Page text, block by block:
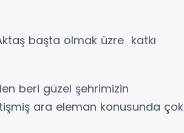
başta olmak üzre katkı
beri güzel şehrimizin
ara eleman konusunda çok